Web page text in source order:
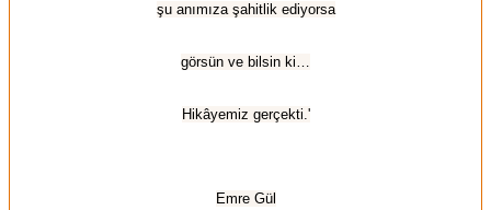
şu anımıza şahitlik ediyorsa
görsün ve bilsin ki…
Hikâyemiz gerçekti.'
Emre Gül